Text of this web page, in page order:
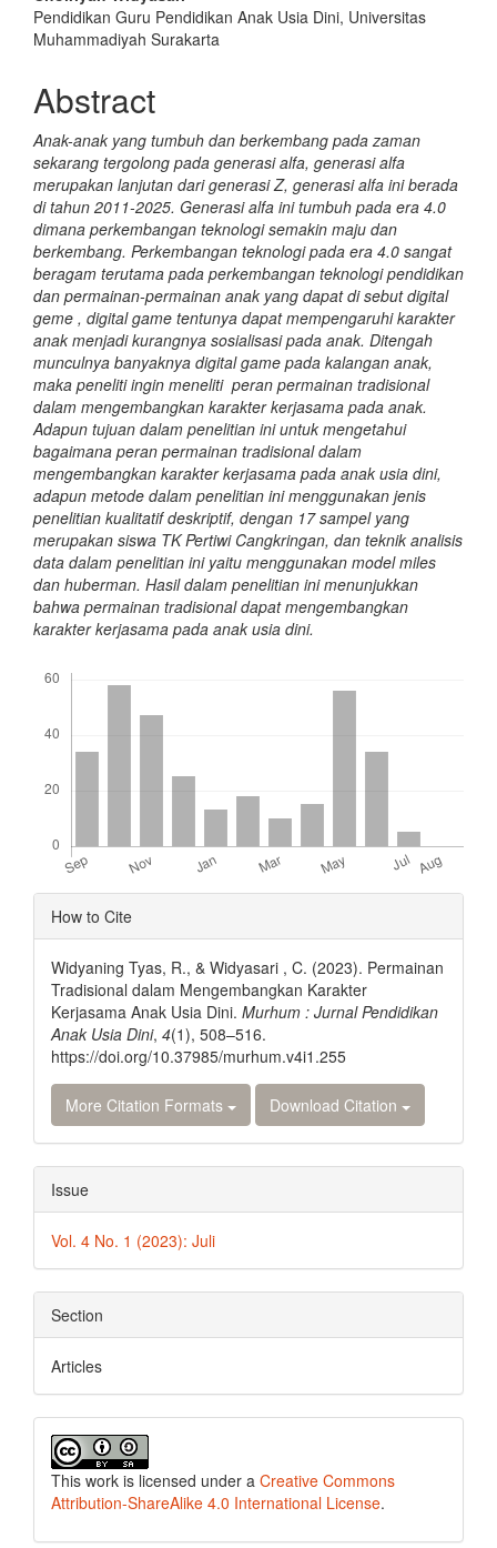
Pendidikan Guru Pendidikan Anak Usia Dini, Universitas
Muhammadiyah Surakarta
Abstract
Anak-anak yang tumbuh dan berkembang pada zaman
sekarang tergolong pada generasi alfa, generasi alfa
merupakan lanjutan dari generasi Z, generasi alfa ini berada
di tahun 2011-2025. Generasi alfa ini tumbuh pada era 4.0
dimana perkembangan teknologi semakin maju dan
berkembang. Perkembangan teknologi pada era 4.0 sangat
beragam terutama pada perkembangan teknologi pendidikan
dan permainan-permainan anak yang dapat di sebut digital
geme , digital game tentunya dapat mempengaruhi karakter
anak menjadi kurangnya sosialisasi pada anak. Ditengah
munculnya banyaknya digital game pada kalangan anak,
maka peneliti ingin meneliti peran permainan tradisional
dalam mengembangkan karakter kerjasama pada anak.
Adapun tujuan dalam penelitian ini untuk mengetahui
bagaimana peran permainan tradisional dalam
mengembangkan karakter kerjasama pada anak usia dini,
adapun metode dalam penelitian ini menggunakan jenis
penelitian kualitatif deskriptif, dengan 17 sampel yang
merupakan siswa TK Pertiwi Cangkringan, dan teknik analisis
data dalam penelitian ini yaitu menggunakan model miles
dan huberman. Hasil dalam penelitian ini menunjukkan
bahwa permainan tradisional dapat mengembangkan
karakter kerjasama pada anak usia dini.
Article
Details
How to Cite
Widyaning Tyas, R., & Widyasari , C. (2023). Permainan
Tradisional dalam Mengembangkan Karakter
Kerjasama Anak Usia Dini. Murhum : Jurnal Pendidikan
Anak Usia Dini, 4(1), 508–516.
https://doi.org/10.37985/murhum.v4i1.255
More Citation Formats Download Citation
Issue
Vol. 4 No. 1 (2023): Juli
Section
Articles
This work is licensed under a Creative Commons
Attribution-ShareAlike 4.0 International License.